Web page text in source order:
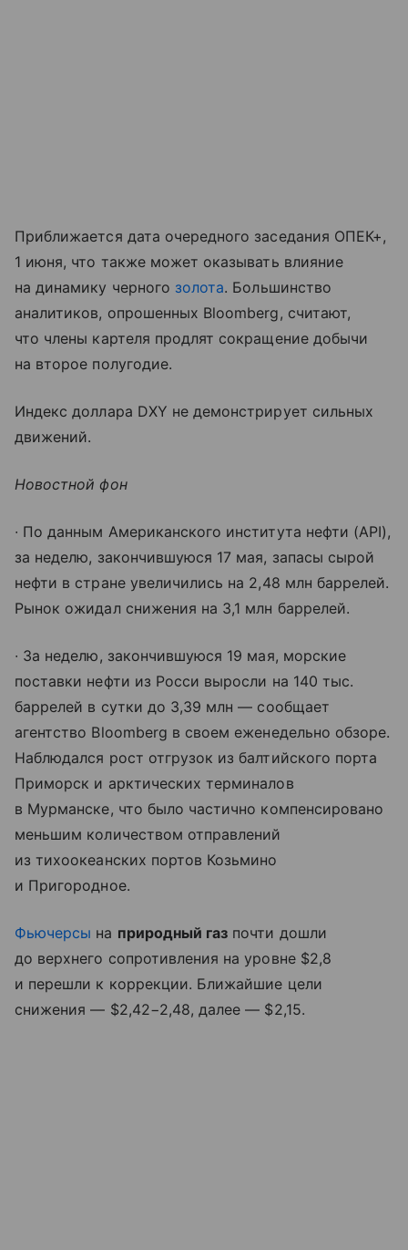
Приближается дата очередного заседания ОПЕК+,
1 июня, что также может оказывать влияние
на динамику черного золота. Большинство
аналитиков, опрошенных Bloomberg, считают,
что члены картеля продлят сокращение добычи
на второе полугодие.
Индекс доллара DXY не демонстрирует сильных
движений.
Новостной фон
∙ По данным Американского института нефти (API),
за неделю, закончившуюся 17 мая, запасы сырой
нефти в стране увеличились на 2,48 млн баррелей.
Рынок ожидал снижения на 3,1 млн баррелей.
∙ За неделю, закончившуюся 19 мая, морские
поставки нефти из Росси выросли на 140 тыс.
баррелей в сутки до 3,39 млн — сообщает
агентство Bloomberg в своем еженедельно обзоре.
Наблюдался рост отгрузок из балтийского порта
Приморск и арктических терминалов
в Мурманске, что было частично компенсировано
меньшим количеством отправлений
из тихоокеанских портов Козьмино
и Пригородное.
Фьючерсы на природный газ почти дошли
до верхнего сопротивления на уровне $2,8
и перешли к коррекции. Ближайшие цели
снижения — $2,42−2,48, далее — $2,15.